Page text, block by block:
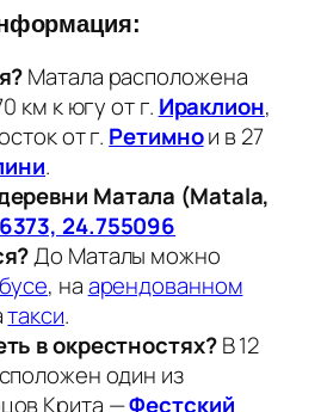
Матала расположена
км к югу от г. Ираклион,
от г. Ретимнои в 27
.
Матала (Matala,
24.755096
До Маталы можно
, наарендованном
такси.
в окрестностях?В 12
один из
Крита —Фестский